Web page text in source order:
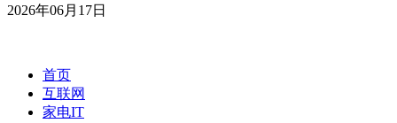
2026年06月17日
首页
互联网
家电IT